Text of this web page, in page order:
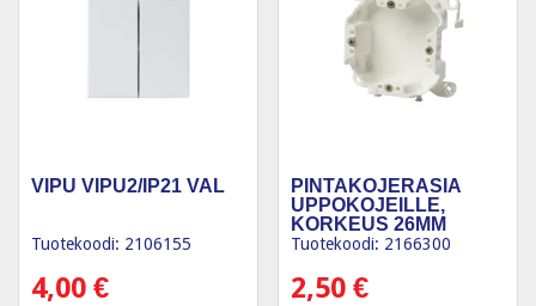
VIPU VIPU2/IP21 VAL
Tuotekoodi: 2106155
4,00 €
PINTAKOJERASIA
UPPOKOJEILLE,
KORKEUS 26MM
Tuotekoodi: 2166300
2,50€